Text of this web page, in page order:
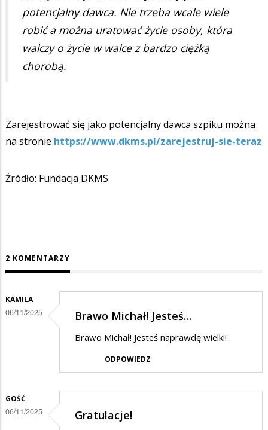
potencjalny dawca. Nie trzeba wcale wiele
robić a można uratować życie osoby, która
walczy o życie w walce z bardzo ciężką
chorobą.
Zarejestrować się jako potencjalny dawca szpiku można
na stronie https://www.dkms.pl/zarejestruj-sie-teraz
Źródło: Fundacja DKMS
2 KOMENTARZY
KAMILA
06/11/2025 Brawo Michał! Jesteś…
Brawo Michał! Jesteś naprawdę wielki!
ODPOWIEDZ
GOŚĆ
06/11/2025 Gratulacje!